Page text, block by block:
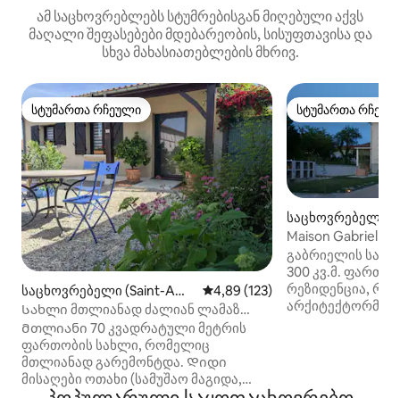
ამ საცხოვრებლებს სტუმრებისგან მიღებული აქვს
მაღალი შეფასებები მდებარეობის, სისუფთავისა და
სხვა მახასიათებლების მხრივ.
სტუმართა რჩეული
სტუმართა რჩეული
საცხოვრებელი (Saint-Ama
nd-sur-Fion)
საშუალო შეფასებაა 5‑დან
4,89 (123)
Სახლი მთლიანად ძალიან ლამაზ
სოფელში
Მთლიანი 70 კვადრატული მეტრის
ფართობის სახლი, რომელიც
მთლიანად გარემონტდა. Დიდი
მისაღები ოთახი (სამუშაო მაგიდა,
სტუმართა
სტუმართა
საცხოვრებელი
გაბრიელის
300 კვ.მ.
რეზიდენცია,
არქიტექტორმა
3 ტუალეტს, 1